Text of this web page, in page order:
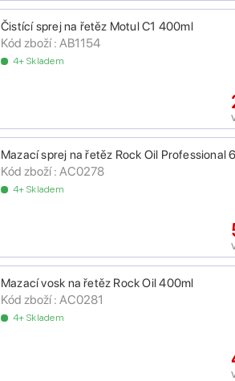
Čistící sprej na řetěz Motul C1 400ml
Kód zboží : AB1154
4+ Skladem
Mazací sprej na řetěz Rock Oil Professional
Kód zboží : AC0278
4+ Skladem
Mazací vosk na řetěz Rock Oil 400ml
Kód zboží : AC0281
4+ Skladem